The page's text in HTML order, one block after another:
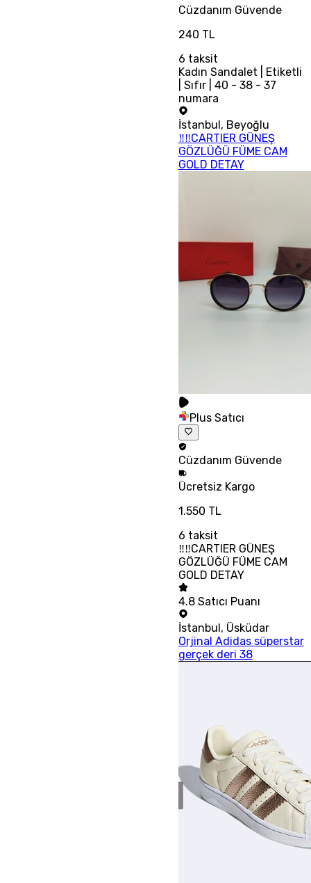
Cüzdanım Güvende
240 TL
6 taksit
Kadın Sandalet | Etiketli
| Sıfır | 40 - 38 - 37
numara
İstanbul , Beyoğlu
‼‼CARTIER GÜNEŞ
GÖZLÜĞÜ FÜME CAM
GOLD DETAY
Plus Satıcı
Cüzdanım Güvende
Ücretsiz Kargo
1.550 TL
6 taksit
‼‼CARTIER GÜNEŞ
GÖZLÜĞÜ FÜME CAM
GOLD DETAY
4.8 Satıcı Puanı
İstanbul, Üsküdar
Orjinal Adidas süperstar
gerçek deri 38